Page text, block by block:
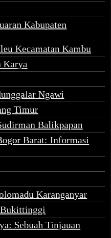
Kabupaten
Kecamatan Kambu
Karya
Ngawi
Timur
Balikpapan
Barat: Informasi
Karanganyar
Bukittinggi
Sebuah Tinjauan